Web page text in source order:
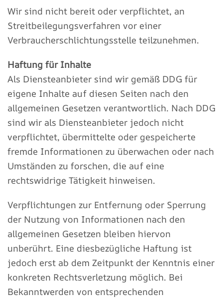
Wir sind nicht bereit oder verpflichtet, an
Streitbeilegungsverfahren vor einer
Verbraucherschlichtungsstelle teilzunehmen.
Haftung für Inhalte
Als Diensteanbieter sind wir gemäß DDG für
eigene Inhalte auf diesen Seiten nach den
allgemeinen Gesetzen verantwortlich. Nach DDG
sind wir als Diensteanbieter jedoch nicht
verpflichtet, übermittelte oder gespeicherte
fremde Informationen zu überwachen oder nach
Umständen zu forschen, die auf eine
rechtswidrige Tätigkeit hinweisen.
Verpflichtungen zur Entfernung oder Sperrung
der Nutzung von Informationen nach den
allgemeinen Gesetzen bleiben hiervon
unberührt. Eine diesbezügliche Haftung ist
jedoch erst ab dem Zeitpunkt der Kenntnis einer
konkreten Rechtsverletzung möglich. Bei
Bekanntwerden von entsprechenden